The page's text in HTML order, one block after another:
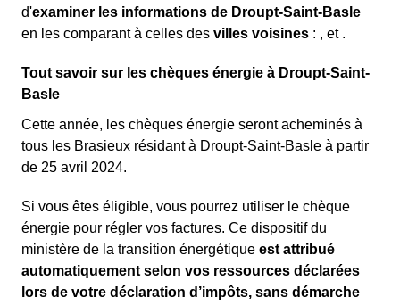
d'examiner les informations de Droupt-Saint-Basle
en les comparant à celles des villes voisines : , et .
Tout savoir sur les chèques énergie à Droupt-Saint-
Basle
Cette année, les chèques énergie seront acheminés à
tous les Brasieux résidant à Droupt-Saint-Basle à partir
de 25 avril 2024.
Si vous êtes éligible, vous pourrez utiliser le chèque
énergie pour régler vos factures. Ce dispositif du
ministère de la transition énergétique est attribué
automatiquement selon vos ressources déclarées
lors de votre déclaration d’impôts, sans démarche